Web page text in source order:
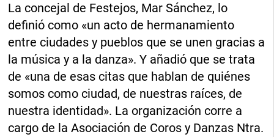
La concejal de Festejos, Mar Sánchez, lo
definió como «un acto de hermanamiento
entre ciudades y pueblos que se unen gracias a
la música y a la danza». Y añadió que se trata
de «una de esas citas que hablan de quiénes
somos como ciudad, de nuestras raíces, de
nuestra identidad». La organización corre a
cargo de la Asociación de Coros y Danzas Ntra.